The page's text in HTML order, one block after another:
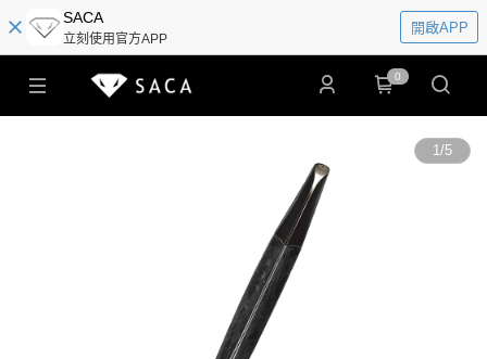
SACA
立刻使用官方APP
開啟APP
0
1/5